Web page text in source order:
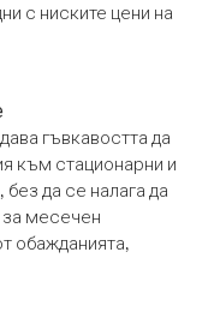
с ниските цени на
гъвкавостта да
към стационарни и
да се налага да
за месечен
обажданията,